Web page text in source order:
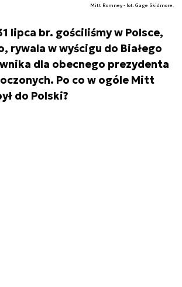
Mitt Romney - fot. Gage Skidmore.
lipca br. gościliśmy w Polsce,
rywala w wyścigu do Białego
dla obecnego prezydenta
Po co w ogóle Mitt
do Polski?